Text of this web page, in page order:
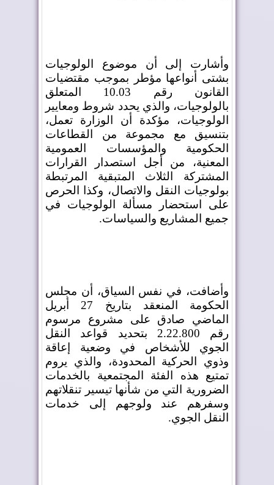
وأشارت إلى أن موضوع الولوجيات
بشتى أنواعها مؤطر بموجب مقتضيات
القانون رقم 10.03 المتعلق
بالولوجيات، والذي يحدد شروط ومعايير
الولوجيات، مؤكدة أن الوزارة تعمل،
بتنسيق مع مجموعة من القطاعات
الحكومية والمؤسسات العمومية
المعنية، من أجل استصدار القرارات
المشتركة الثلاث المتبقية المرتبطة
بولوجيات النقل والاتصال، وكذا الحرص
على استحضار مسألة الولوجيات في
جميع المشاريع والسياسات.
وأضافت، في نفس السياق، أن مجلس
الحكومة المنعقد بتاريخ 27 أبريل
الماضي صادق على مشروع مرسوم
رقم 2.22.800 بتحديد قواعد النقل
الجوي للأشخاص في وضعية إعاقة
وذوي الحركية المحدودة، والذي يروم
تمتيع هذه الفئة المجتمعية بالخدمات
الضرورية التي من شأنها تيسير تنقلاتهم
وسفرهم عند ولوجهم إلى خدمات
النقل الجوي.